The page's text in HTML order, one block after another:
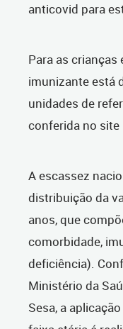
anticovid para
Para as crianças
imunizante está
unidades de
conferida no site
A escassez
distribuição da
anos, que
comorbidade,
deficiência).
Ministério da
Sesa, a